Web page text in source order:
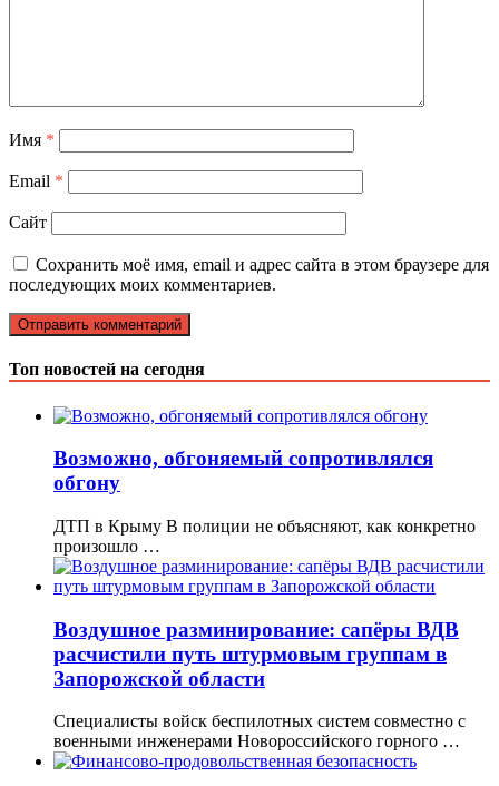
Имя *
Email *
Сайт
Сохранить моё имя, email и адрес сайта в этом браузере для
последующих моих комментариев.
Топ новостей на сегодня
Возможно, обгоняемый сопротивлялся
обгону
ДТП в Крыму В полиции не объясняют, как конкретно
произошло …
Воздушное разминирование: сапёры ВДВ
расчистили путь штурмовым группам в
Запорожской области
Специалисты войск беспилотных систем совместно с
военными инженерами Новороссийского горного …